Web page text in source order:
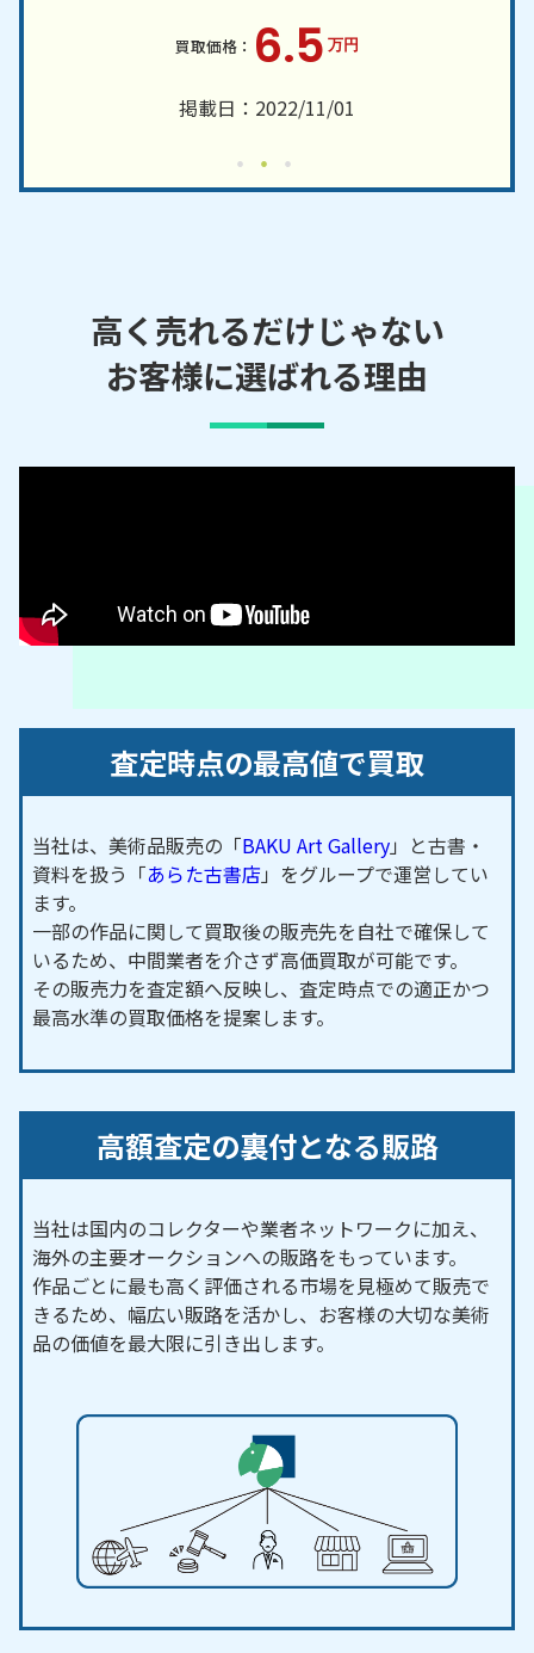
6.5 万円
掲載日：2022/11/01
高く売れるだけじゃない
お客様に選ばれる理由
査定時点の最高値で買取
当社は、美術品販売の「BAKU Art Gallery」と古書・
資料を扱う「あらた古書店」をグループで運営してい
ます。
一部の作品に関して買取後の販売先を自社で確保して
いるため、中間業者を介さず高価買取が可能です。
その販売力を査定額へ反映し、査定時点での適正かつ
最高水準の買取価格を提案します。
高額査定の裏付となる販路
当社は国内のコレクターや業者ネットワークに加え、
海外の主要オークションへの販路をもっています。
作品ごとに最も高く評価される市場を見極めて販売で
きるため、幅広い販路を活かし、お客様の大切な美術
品の価値を最大限に引き出します。